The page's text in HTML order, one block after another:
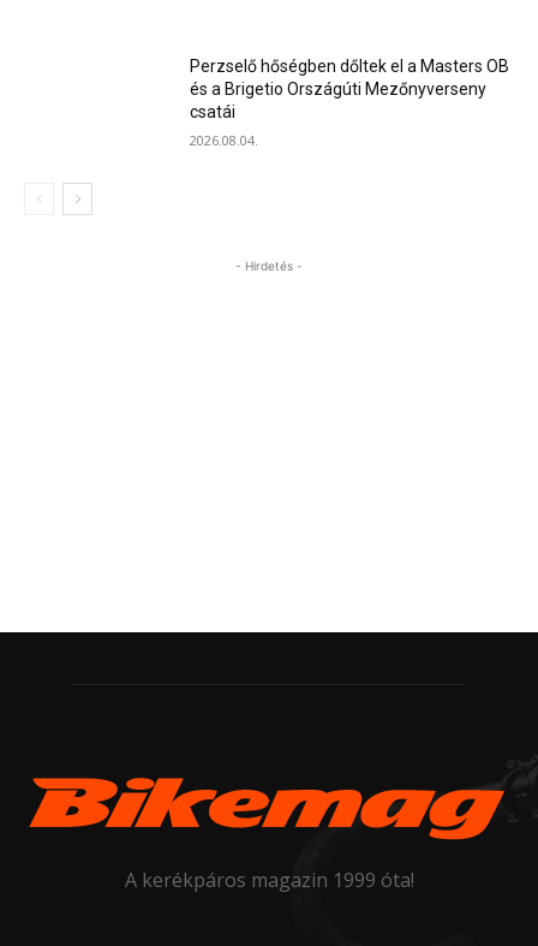
Perzselő hőségben dőltek el a Masters OB
és a Brigetio Országúti Mezőnyverseny
csatái
2026.08.04.
- Hirdetés -
A kerékpáros magazin 1999 óta!